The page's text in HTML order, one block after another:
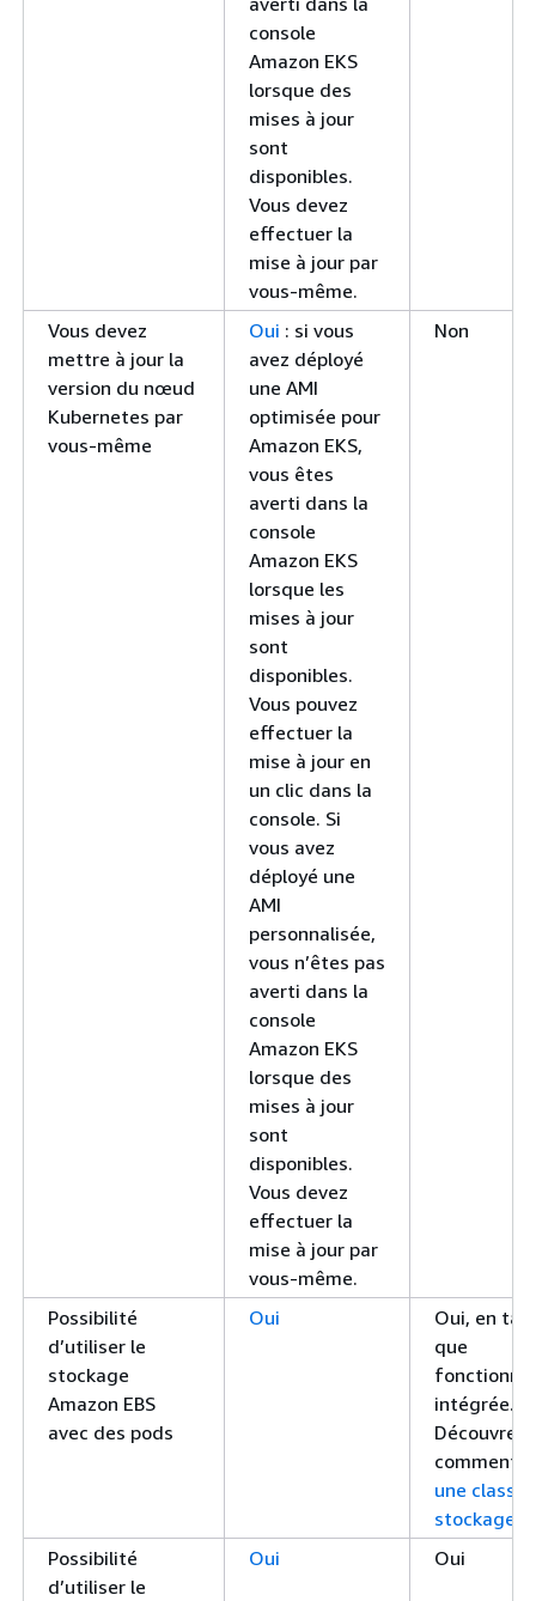
console
Amazon EKS
lorsque des
mises à jour
sont
disponibles.
Vous devez
effectuer la
mise à jour par
vous-même.
Vous devez
mettre à jour la
version du nœud
Kubernetes par
vous-même
Oui : si vous
avez déployé
une AMI
optimisée pour
Amazon EKS,
vous êtes
averti dans la
console
Amazon EKS
lorsque les
mises à jour
sont
disponibles.
Vous pouvez
effectuer la
mise à jour en
un clic dans la
console. Si
vous avez
déployé une
AMI
personnalisée,
vous n’êtes pas
averti dans la
console
Amazon EKS
lorsque des
mises à jour
sont
disponibles.
Vous devez
effectuer la
mise à jour par
vous-même.
Non
Possibilité
d’utiliser le
stockage
Amazon EBS
avec des pods
Oui
Oui, en
que
intégrée.
Découvrez
comment
une classe
stockage.
Possibilité
d’utiliser le
Oui Oui